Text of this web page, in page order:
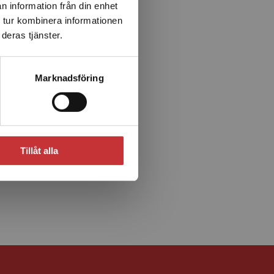
information från din enhet
kombinera informationen
tjänster.
Marknadsföring
Tillåt alla